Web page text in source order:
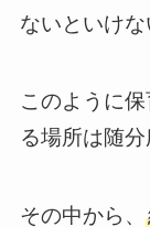
ないといけな
このように
る場所は随分
その中から、